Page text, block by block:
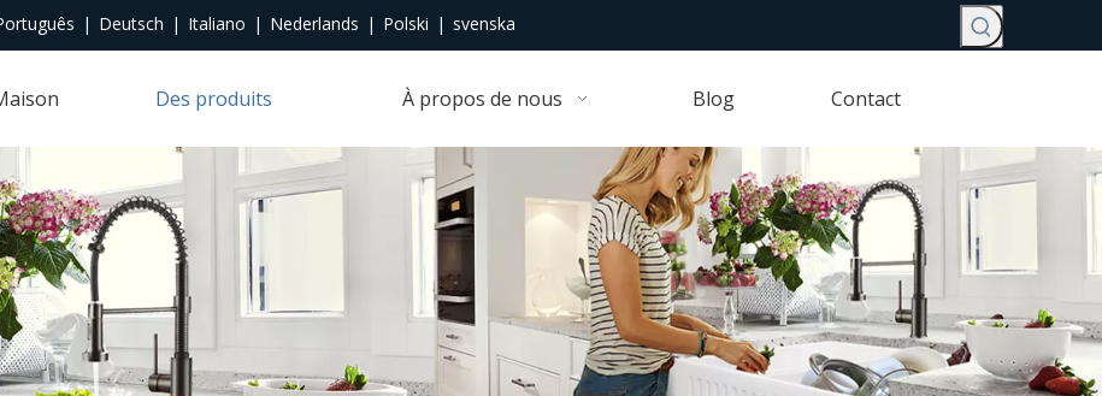
| Deutsch | Italiano | Nederlands | Polski | svenska
Des produits À propos de nous Blog Contact